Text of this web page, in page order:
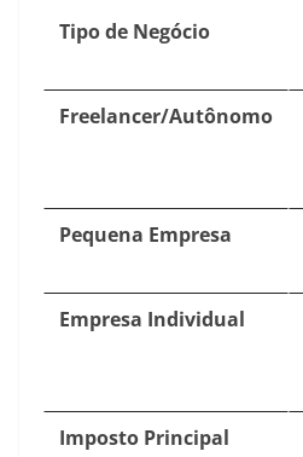
Tipo de Negócio
Freelancer/Autônomo
Pequena Empresa
Empresa Individual
Imposto Principal